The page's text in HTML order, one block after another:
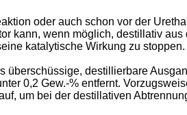
oder auch schon vor der
kann, wenn möglich, destillativ
katalytische Wirkung zu stoppen.
überschüssige, destillierbare
0,2 Gew.-% entfernt.
um bei der destillativen